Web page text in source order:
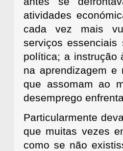
atividades
cada vez mais
serviços
política; a instrução
na aprendizagem e
que assomam ao
desemprego
Particularmente
que muitas vezes
como se não